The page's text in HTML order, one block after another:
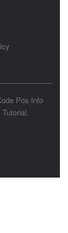
Pos Info
Tutorial.